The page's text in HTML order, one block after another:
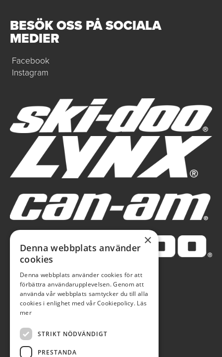
BESÖK OSS PÅ SOCIALA
MEDIER
Facebook
Instagram
×
Denna webbplats använder
cookies
Denna webbplats använder cookies för att
förbättra användarupplevelsen. Genom att
använda vår webbplats samtycker du till alla
cookies i enlighet med vår Cookiepolicy. Läs
mer
STRIKT NÖDVÄNDIGT
PRESTANDA